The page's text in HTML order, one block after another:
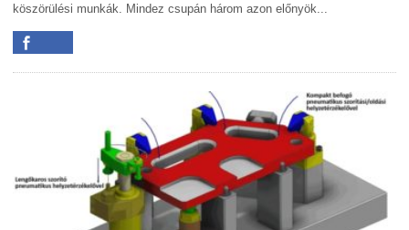
köszörülési munkák. Mindez csupán három azon előnyök...